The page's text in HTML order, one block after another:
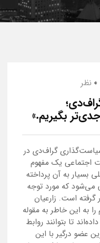
0 نظر
بگیریم.»
گراف‌دی در
اجتماعی یک مفهوم
بسیار به آن پرداخته
می‌شود که مورد توجه
گرفته است. زارعیان
به این خاطر به مقوله
تا بتوانند روابط
عضو درگیر با این